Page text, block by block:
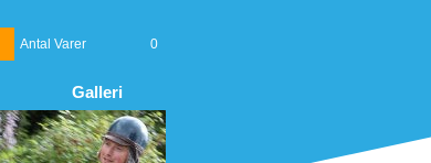
Antal Varer 0
Galleri